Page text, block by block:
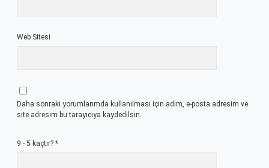
Web Sitesi
Daha sonraki yorumlarımda kullanılması için adım, e-posta adresim ve
site adresim bu tarayıcıya kaydedilsin.
9 - 5 kaçtır? *